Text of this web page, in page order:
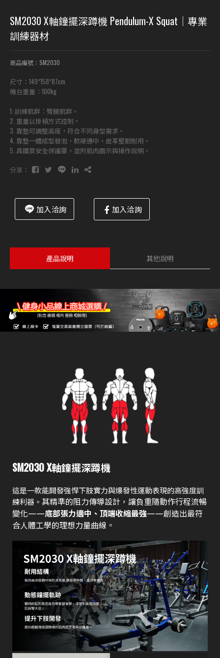
SM2030 X軸鐘擺深蹲機 Pendulum-X Squat｜專業
訓練器材
商品編號：SM2030
尺寸：149*158*87cm
機台重量：100kg
1. 訓練肌群：臀腿肌群。
2. 重量以掛槓方式控制。
3. 靠墊可調整高度，符合不同身型需求。
4. 靠墊一體成型發泡，軟硬適中，皮革堅韌耐用。
5. 具鐵質安全保護罩，並附肌肉圖示與操作說明。
分享：
加入洽詢 加入洽詢
產品說明 其他說明
SM2030 X軸鐘擺深蹲機
這是一款能開發強悍下肢實力與爆發性運動表現的高強度訓
練利器。 其精準的阻力傳導設計，讓負重隨動作行程流暢
變化——底部張力適中、頂端收縮最強——創造出最符
合人體工學的理想力量曲線。